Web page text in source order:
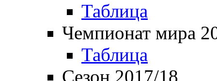
Таблица
Чемпионат мира
Таблица
Сезон 2017/18